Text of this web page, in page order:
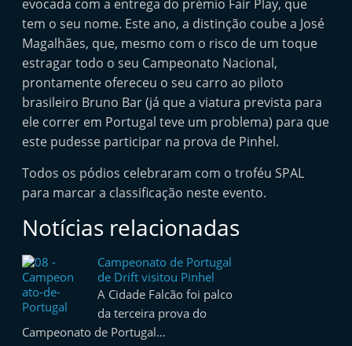
evocada com a entrega do prémio Fair Play, que
tem o seu nome. Este ano, a distinção coube a José
Magalhães, que, mesmo com o risco de um toque
estragar todo o seu Campeonato Nacional,
prontamente ofereceu o seu carro ao piloto
brasileiro Bruno Bar (já que a viatura prevista para
ele correr em Portugal teve um problema) para que
este pudesse participar na prova de Pinhel.
Todos os pódios celebraram com o troféu SPAL
para marcar a classificação neste evento.
Notícias relacionadas
Campeonato de Portugal
de Drift visitou Pinhel
A Cidade Falcão foi palco
da terceira prova do
Campeonato de Portugal…